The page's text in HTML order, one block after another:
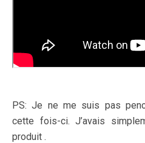
PS: Je ne me suis pas
cette fois-ci. J’avais
produit .